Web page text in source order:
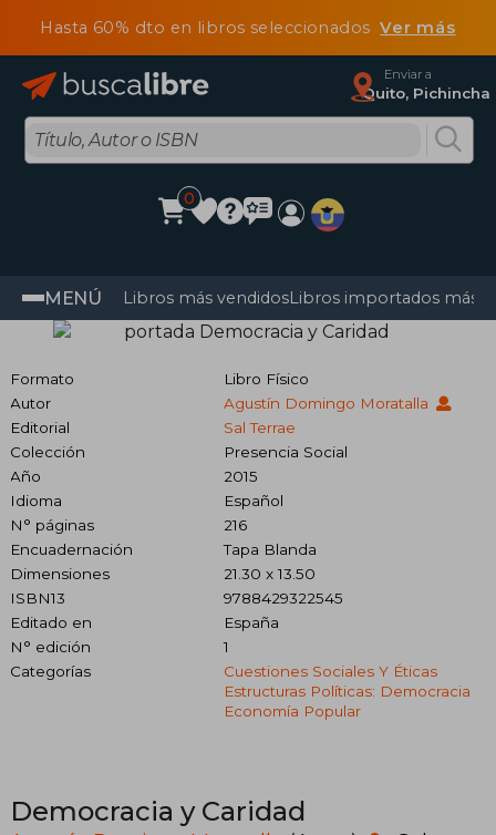
Hasta 60% dto en libros seleccionadosVer más
Enviar a
Quito, Pichincha
0
MENÚ Libros más vendidosLibros importados más
Formato
Libro Físico
Autor
Agustín Domingo Moratalla
Editorial
Sal Terrae
Colección
Presencia Social
Año
2015
Idioma
Español
N° páginas
216
Encuadernación
Tapa Blanda
Dimensiones
21.30 x 13.50
ISBN13
9788429322545
Editado en
España
N° edición
1
Categorías
Cuestiones Sociales Y Éticas
Estructuras Políticas: Democracia
Economía Popular
Democracia y Caridad